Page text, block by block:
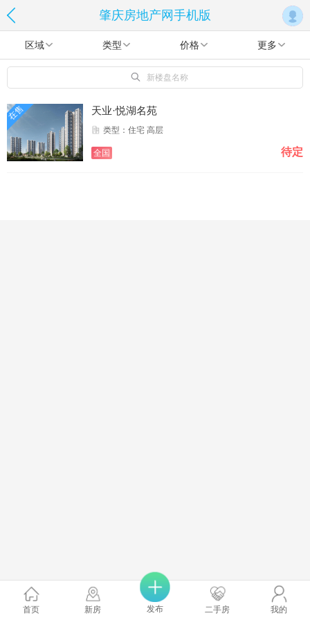
肇庆房地产网手机版
区域 类型 价格 更多
新楼盘名称
在售 天业·悦湖名苑
类型：住宅 高层
全国 待定
首页 新房 发布 二手房 我的